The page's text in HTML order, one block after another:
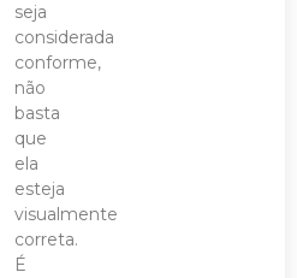
seja
considerada
conforme,
não
basta
que
ela
esteja
visualmente
correta.
É